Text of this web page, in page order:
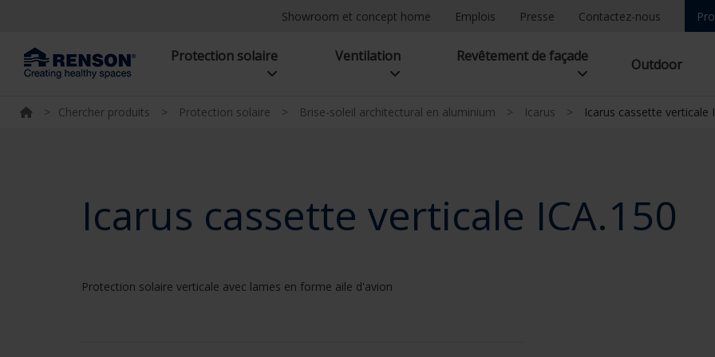
Showroom et concept home Emplois Presse Contactez-nous
Protection solaire Ventilation Revêtement de façade Outdoor
> Chercher produits > Protection solaire > Brise-soleil architectural en aluminium > Icarus > Icarus cassette verticale
Icarus cassette verticale ICA.150
Protection solaire verticale avec lames en forme aile d'avion